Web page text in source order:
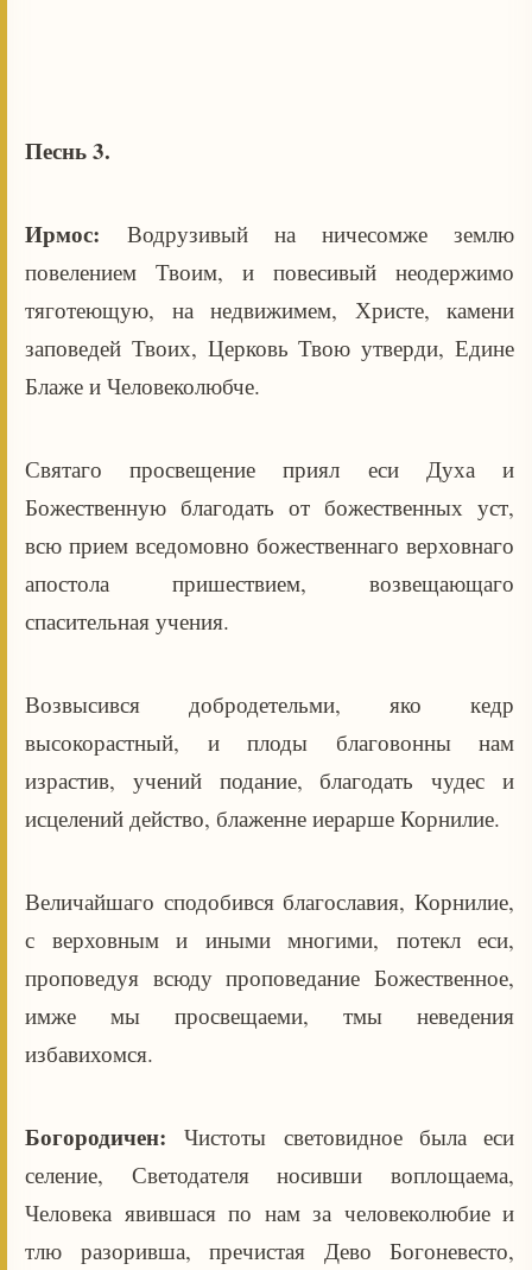
Песнь 3.
Ирмос: Водрузивый на ничесомже землю
повелением Твоим, и повесивый неодержимо
тяготеющую, на недвижимем, Христе, камени
заповедей Твоих, Церковь Твою утверди, Едине
Блаже и Человеколюбче.
Святаго просвещение приял еси Духа и
Божественную благодать от божественных уст,
всю прием вседомовно божественнаго верховнаго
апостола пришествием, возвещающаго
спасительная учения.
Возвысився добродетельми, яко кедр
высокорастный, и плоды благовонны нам
израстив, учений подание, благодать чудес и
исцелений действо, блаженне иерарше Корнилие.
Величайшаго сподобився благославия, Корнилие,
с верховным и иными многими, потекл еси,
проповедуя всюду проповедание Божественное,
имже мы просвещаеми, тмы неведения
избавихомся.
Богородичен:Чистоты световидное была еси
селение, Светодателя носивши воплощаема,
Человека явившася по нам за человеколюбие и
тлю разоривша, пречистая Дево Богоневесто,